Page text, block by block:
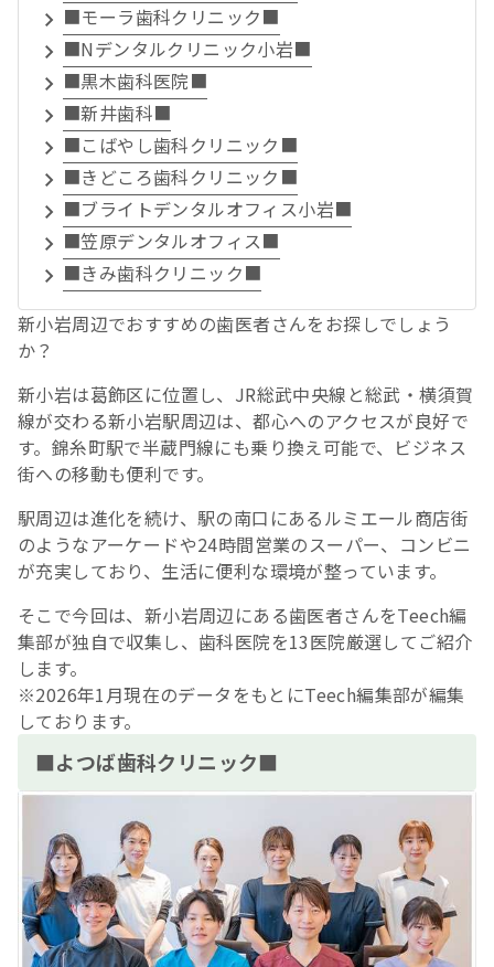
■モーラ歯科クリニック■
■Nデンタルクリニック小岩■
■黒木歯科医院■
■新井歯科■
■こばやし歯科クリニック■
■きどころ歯科クリニック■
■ブライトデンタルオフィス小岩■
■笠原デンタルオフィス■
■きみ歯科クリニック■
新小岩周辺でおすすめの歯医者さんをお探しでしょう
か？
新小岩は葛飾区に位置し、JR総武中央線と総武・横須賀
線が交わる新小岩駅周辺は、都心へのアクセスが良好で
す。錦糸町駅で半蔵門線にも乗り換え可能で、ビジネス
街への移動も便利です。
駅周辺は進化を続け、駅の南口にあるルミエール商店街
のようなアーケードや24時間営業のスーパー、コンビニ
が充実しており、生活に便利な環境が整っています。
そこで今回は、新小岩周辺にある歯医者さんをTeech編
集部が独自で収集し、歯科医院を13医院厳選してご紹介
します。
※2026年1月現在のデータをもとにTeech編集部が編集
しております。
■よつば歯科クリニック■